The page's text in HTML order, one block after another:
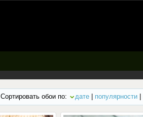
Сортировать обои по: дате популярности